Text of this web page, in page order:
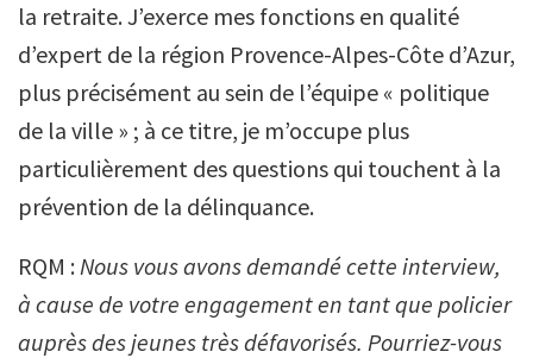
la retraite. J’exerce mes fonctions en qualité
d’expert de la région Provence-Alpes-Côte d’Azur,
plus précisément au sein de l’équipe « politique
de la ville » ; à ce titre, je m’occupe plus
particulièrement des questions qui touchent à la
prévention de la délinquance.
RQM :Nous vous avons demandé cette interview,
à cause de votre engagement en tant que policier
auprès des jeunes très défavorisés. Pourriez-vous